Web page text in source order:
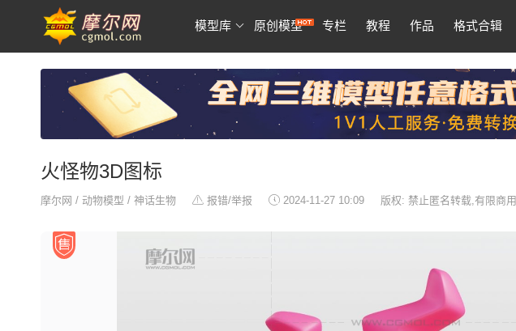
模型库 原创模型 专栏 教程 作品 格式合辑
火怪物3D图标
摩尔网 / 动物模型 / 神话生物 报错/举报 2024-11-27 10:09 版权: 禁止匿名转载,有限商用